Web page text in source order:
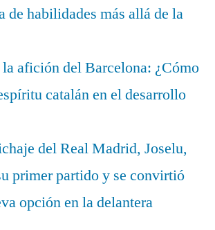
de habilidades más allá de la
afición del Barcelona: ¿Cómo
catalán en el desarrollo
del Real Madrid, Joselu,
primer partido y se convirtió
opción en la delantera